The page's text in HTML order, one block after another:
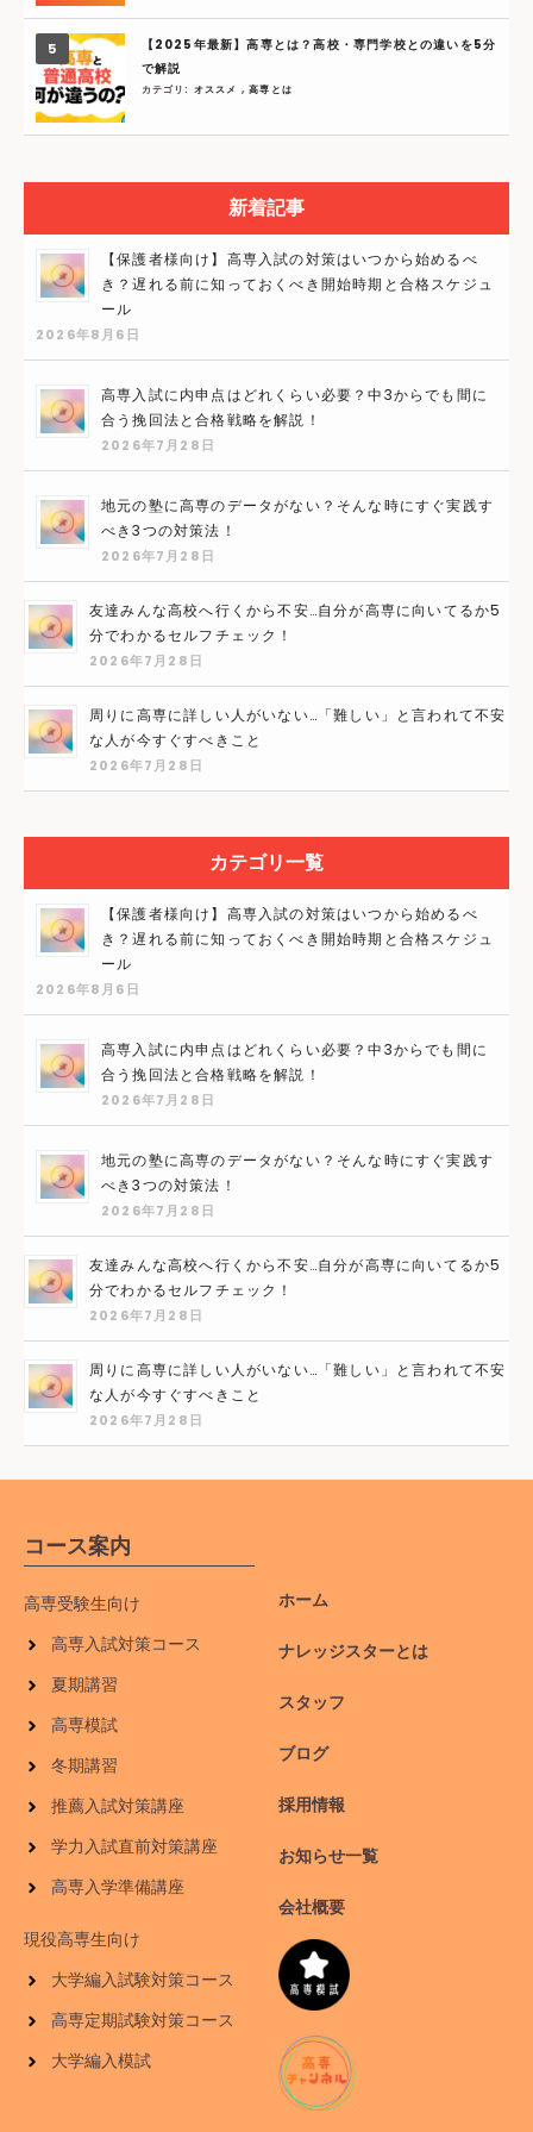
【2025年最新】高専とは？高校・専門学校との違いを5分
で解説
カテゴリ: オススメ ,高専とは
新着記事
【保護者様向け】高専入試の対策はいつから始めるべ
き？遅れる前に知っておくべき開始時期と合格スケジュ
ール
2026年8月6日
高専入試に内申点はどれくらい必要？中3からでも間に
合う挽回法と合格戦略を解説！
2026年7月28日
地元の塾に高専のデータがない？そんな時にすぐ実践す
べき3つの対策法！
2026年7月28日
友達みんな高校へ行くから不安…自分が高専に向いてるか5
分でわかるセルフチェック！
2026年7月28日
周りに高専に詳しい人がいない…「難しい」と言われて不安
な人が今すぐすべきこと
2026年7月28日
カテゴリ一覧
【保護者様向け】高専入試の対策はいつから始めるべ
き？遅れる前に知っておくべき開始時期と合格スケジュ
ール
2026年8月6日
高専入試に内申点はどれくらい必要？中3からでも間に
合う挽回法と合格戦略を解説！
2026年7月28日
地元の塾に高専のデータがない？そんな時にすぐ実践す
べき3つの対策法！
2026年7月28日
友達みんな高校へ行くから不安…自分が高専に向いてるか5
分でわかるセルフチェック！
2026年7月28日
周りに高専に詳しい人がいない…「難しい」と言われて不安
な人が今すぐすべきこと
2026年7月28日
コース案内
高専受験生向け
高専入試対策コース
夏期講習
高専模試
冬期講習
推薦入試対策講座
学力入試直前対策講座
高専入学準備講座
現役高専生向け
大学編入試験対策コース
高専定期試験対策コース
大学編入模試
ホーム
ナレッジスターとは
スタッフ
ブログ
採用情報
お知らせ一覧
会社概要